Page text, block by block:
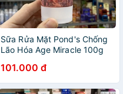
Sữa Rửa Mặt Pond's Chống
Lão Hóa Age Miracle 100g
101.000 đ